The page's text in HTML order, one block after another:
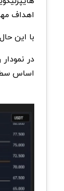
اهداف
با این حال، قیمت نتونست
در
اساس سطوح فیبوناچی، قیمت